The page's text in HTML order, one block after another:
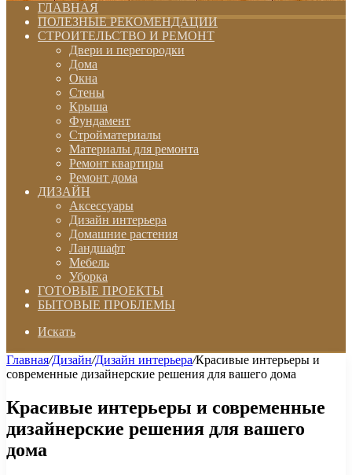
ГЛАВНАЯ
ПОЛЕЗНЫЕ РЕКОМЕНДАЦИИ
СТРОИТЕЛЬСТВО И РЕМОНТ
Двери и перегородки
Дома
Окна
Стены
Крыша
Фундамент
Стройматериалы
Материалы для ремонта
Ремонт квартиры
Ремонт дома
ДИЗАЙН
Аксессуары
Дизайн интерьера
Домашние растения
Ландшафт
Мебель
Уборка
ГОТОВЫЕ ПРОЕКТЫ
БЫТОВЫЕ ПРОБЛЕМЫ
Искать
Главная/Дизайн/Дизайн интерьера/Красивые интерьеры и
современные дизайнерские решения для вашего дома
Красивые интерьеры и современные
дизайнерские решения для вашего
дома